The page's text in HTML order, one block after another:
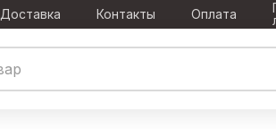
Доставка Контакты Оплата